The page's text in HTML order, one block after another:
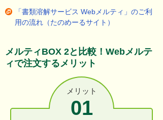
「書類溶解サービス Webメルティ」のご利
用の流れ（たのめーるサイト）
メルティBOX 2と比較！ Webメルテ
ィで注文するメリット
メリット
01